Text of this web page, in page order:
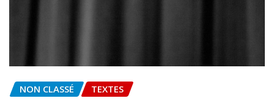
NON CLASSÉ TEXTES